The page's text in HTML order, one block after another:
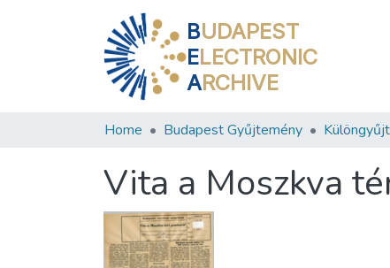
BUDAPEST
ELECTRONIC
ARCHIVE
Home Budapest Gyűjtemény
Vita a Moszkva